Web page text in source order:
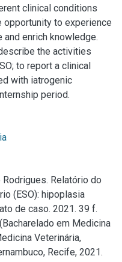
clinical conditions
opportunity to experience
enrich knowledge.
the activities
to report a clinical
with iatrogenic
period.
Rodrigues. Relatório do
(ESO): hipoplasia
de caso. 2021. 39 f.
em Medicina
Veterinária,
Recife, 2021.